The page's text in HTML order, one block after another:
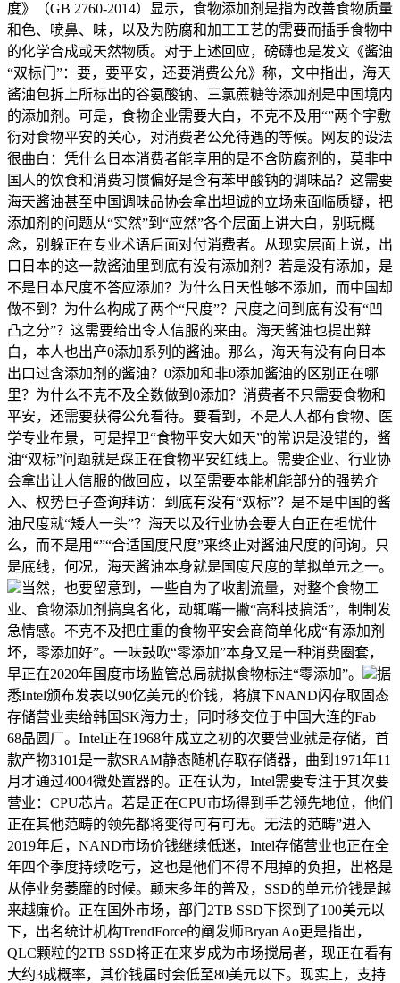
度》（GB 2760-2014）显示，食物添加剂是指为改善食物质量
和色、喷鼻、味，以及为防腐和加工工艺的需要而插手食物中
的化学合成或天然物质。对于上述回应，磅礴也是发文《酱油
“双标门”：要，要平安，还要消费公允》称，文中指出，海天
酱油包拆上所标出的谷氨酸钠、三氯蔗糖等添加剂是中国境内
的添加剂。可是，食物企业需要大白，不克不及用“”两个字敷
衍对食物平安的关心，对消费者公允待遇的等候。网友的设法
很曲白：凭什么日本消费者能享用的是不含防腐剂的，莫非中
国人的饮食和消费习惯偏好是含有苯甲酸钠的调味品？这需要
海天酱油甚至中国调味品协会拿出坦诚的立场来面临质疑，把
添加剂的问题从“实然”到“应然”各个层面上讲大白，别玩概
念，别躲正在专业术语后面对付消费者。从现实层面上说，出
口日本的这一款酱油里到底有没有添加剂？若是没有添加，是
不是日本尺度不答应添加？为什么日天性够不添加，而中国却
做不到？为什么构成了两个“尺度”？尺度之间到底有没有“凹
凸之分”？这需要给出令人信服的来由。海天酱油也提出辩
白，本人也出产0添加系列的酱油。那么，海天有没有向日本
出口过含添加剂的酱油？0添加和非0添加酱油的区别正在哪
里？为什么不克不及全数做到0添加？消费者不只需要食物和
平安，还需要获得公允看待。要看到，不是人人都有食物、医
学专业布景，可是捍卫“食物平安大如天”的常识是没错的，酱
油“双标”问题就是踩正在食物平安红线上。需要企业、行业协
会拿出让人信服的做回应，以至需要本能机能部分的强势介
入、权势巨子查询拜访：到底有没有“双标”？是不是中国的酱
油尺度就“矮人一头”？海天以及行业协会要大白正在担忧什
么，而不是用“”“合适国度尺度”来终止对酱油尺度的问询。只
是底线，何况，海天酱油本身就是国度尺度的草拟单元之一。
当然，也要留意到，一些自为了收割流量，对整个食物工
业、食物添加剂搞臭名化，动辄嘴一撇“高科技搞活”，制制发
急情感。不克不及把庄重的食物平安会商简单化成“有添加剂
坏，零添加好”。一味鼓吹“零添加”本身又是一种消费圈套，
早正在2020年国度市场监管总局就拟食物标注“零添加”。
据
悉Intel颁布发表以90亿美元的价钱，将旗下NAND闪存取固态
存储营业卖给韩国SK海力士，同时移交位于中国大连的Fab
68晶圆厂。Intel正在1968年成立之初的次要营业就是存储，首
款产物3101是一款SRAM静态随机存取存储器，曲到1971年11
月才通过4004微处置器的。正在认为，Intel需要专注于其次要
营业：CPU芯片。若是正在CPU市场得到手艺领先地位，他们
正在其他范畴的领先都将变得可有可无。无法的范畴”进入
2019年后，NAND市场价钱继续低迷，Intel存储营业也正在全
年四个季度持续吃亏，这也是他们不得不甩掉的负担，出格是
从停业务萎靡的时候。颠末多年的普及，SSD的单元价钱是越
来越廉价。正在国外市场，部门2TB SSD下探到了100美元以
下，出名统计机构TrendForce的阐发师Bryan Ao更是指出，
QLC颗粒的2TB SSD将正在来岁成为市场搅局者，现正在看有
大约3成概率，其价钱届时会低至80美元以下。现实上，支持